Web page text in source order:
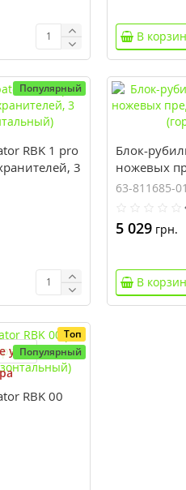
В
Популярный
RBK 1 pro
3
Блок-
ножевых
полюса
63-811685-
5 029 грн.
В
Топ
Популярный
у
RBK 00
160